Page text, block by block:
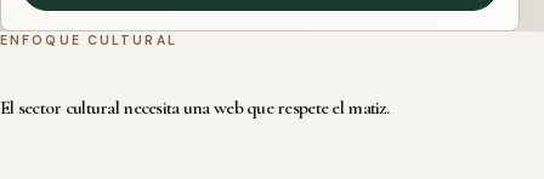
ENFOQUE CULTURAL
El sector cultural necesita una web que respete el matiz.